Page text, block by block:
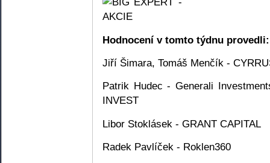
Hodnocení v tomto týdnu provedli:
Jiří Šimara, Tomáš Menčík -
Patrik Hudec - Generali
INVEST
Libor Stoklásek - GRANT CAPITAL
Radek Pavlíček - Roklen360